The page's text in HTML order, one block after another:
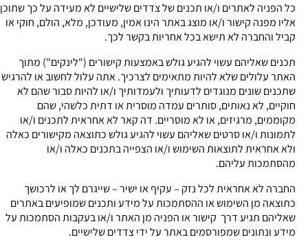
כל הפניה לאתרים ו/או תכנים של צדדים שלישיים לא מעידה על כך שתוכן
אליו מפנה קישור ו/או מוצג באתר הינו אמין, מעודכן, מלא, הולם, חוקי או
קביל והחברה לא תישא בכל אחריות בקשר לכך.
תכנים שאליהם עשוי להגיע גולש באמצעות קישורים ("לינקים") מתוך
האתר עלולים שלא להיות מתאימים לצרכיך. אתה עלול לחשוב או להרגיש
שתכנים שונים מנוגדים לדעותיך ולעמדותיך ו/או להיות סבור שהם לא
חוקיים, לא נאותים, סותרים עמדה מוסרית או דתית כלשהי, שהם
מקוממים, מרגיזים, או לא מוסריים. דה קאר לא אחראית לתכנים ו/או
לתמונות ו/או סרטים שאליהם עשוי להגיע גולש כתוצאה מקישורים כאלה
ולא אחראית לתוצאות השימוש ו/או הצפייה בתכנים כאלה ו/או
מהסתמכות עליהם.
החברה לא אחראית לכל נזק – עקיף או ישיר – שייגרם לך או לרכושך
כתוצאה מן השימוש או ההסתמכות על מידע ותכנים שמופיעים באתרים
שאליהם תגיע דרך קישור או הפניה מן האתר ו/או בעקבות הסתמכות על
מידע ונתונים שמפורסמים באתר על ידי צדדים שלישיים.